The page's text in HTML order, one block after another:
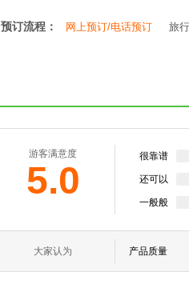
预订流程： 网上预订/电话预订 旅
游客满意度
5.0
很靠谱
还可以
一般般
大家认为 产品质量